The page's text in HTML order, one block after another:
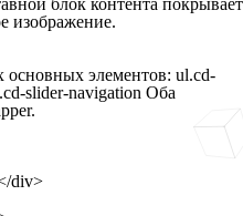
изображение.
основных элементов: ul.cd-
slider-navigation Оба
.
div>